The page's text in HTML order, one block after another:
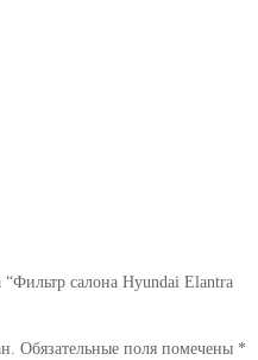
салона Hyundai Elantra
Обязательные поля помечены *